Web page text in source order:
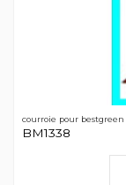
courroie pour bestgreen
BM1338